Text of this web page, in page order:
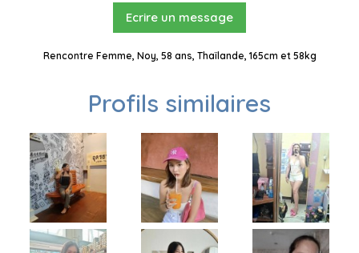
Ecrire un message
Rencontre Femme, Noy, 58 ans, Thaïlande, 165cm et 58kg
Profils similaires